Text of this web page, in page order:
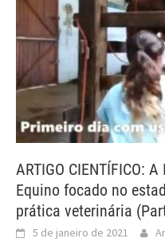
ARTIGO CIENTÍFICO:
Equino focado no
prática veterinária
5 de janeiro de 2021